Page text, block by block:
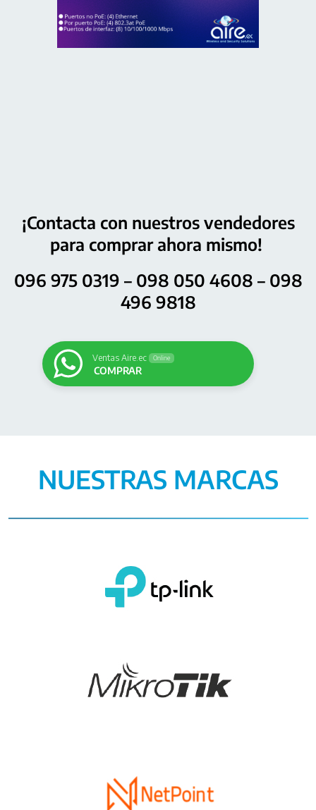
¡Contacta con nuestros vendedores
para comprar ahora mismo!
096 975 0319 – 098 050 4608 – 098
496 9818
Ventas Aire.ec Online
COMPRAR
NUESTRAS MARCAS